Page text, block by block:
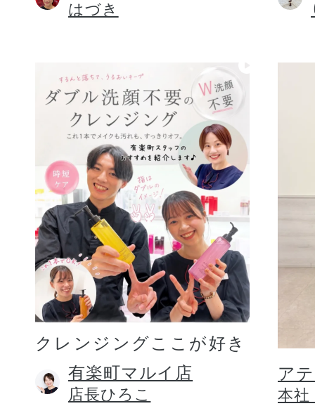
はづき
クレンジングここが好き
有楽町マルイ店
店長ひろこ
ア
本